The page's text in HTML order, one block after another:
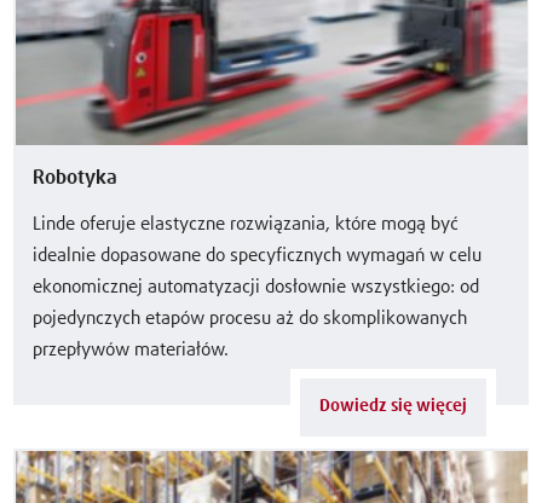
Robotyka
Linde oferuje elastyczne rozwiązania, które mogą być
idealnie dopasowane do specyficznych wymagań w celu
ekonomicznej automatyzacji dosłownie wszystkiego: od
pojedynczych etapów procesu aż do skomplikowanych
przepływów materiałów.
Dowiedz się więcej